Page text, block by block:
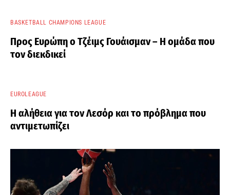
BASKETBALL CHAMPIONS LEAGUE
Προς Ευρώπη ο Τζέιμς Γουάισμαν – Η ομάδα που
τον διεκδικεί
EUROLEAGUE
Η αλήθεια για τον Λεσόρ και το πρόβλημα που
αντιμετωπίζει